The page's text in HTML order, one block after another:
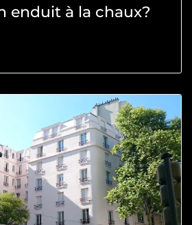
enduit à la chaux?